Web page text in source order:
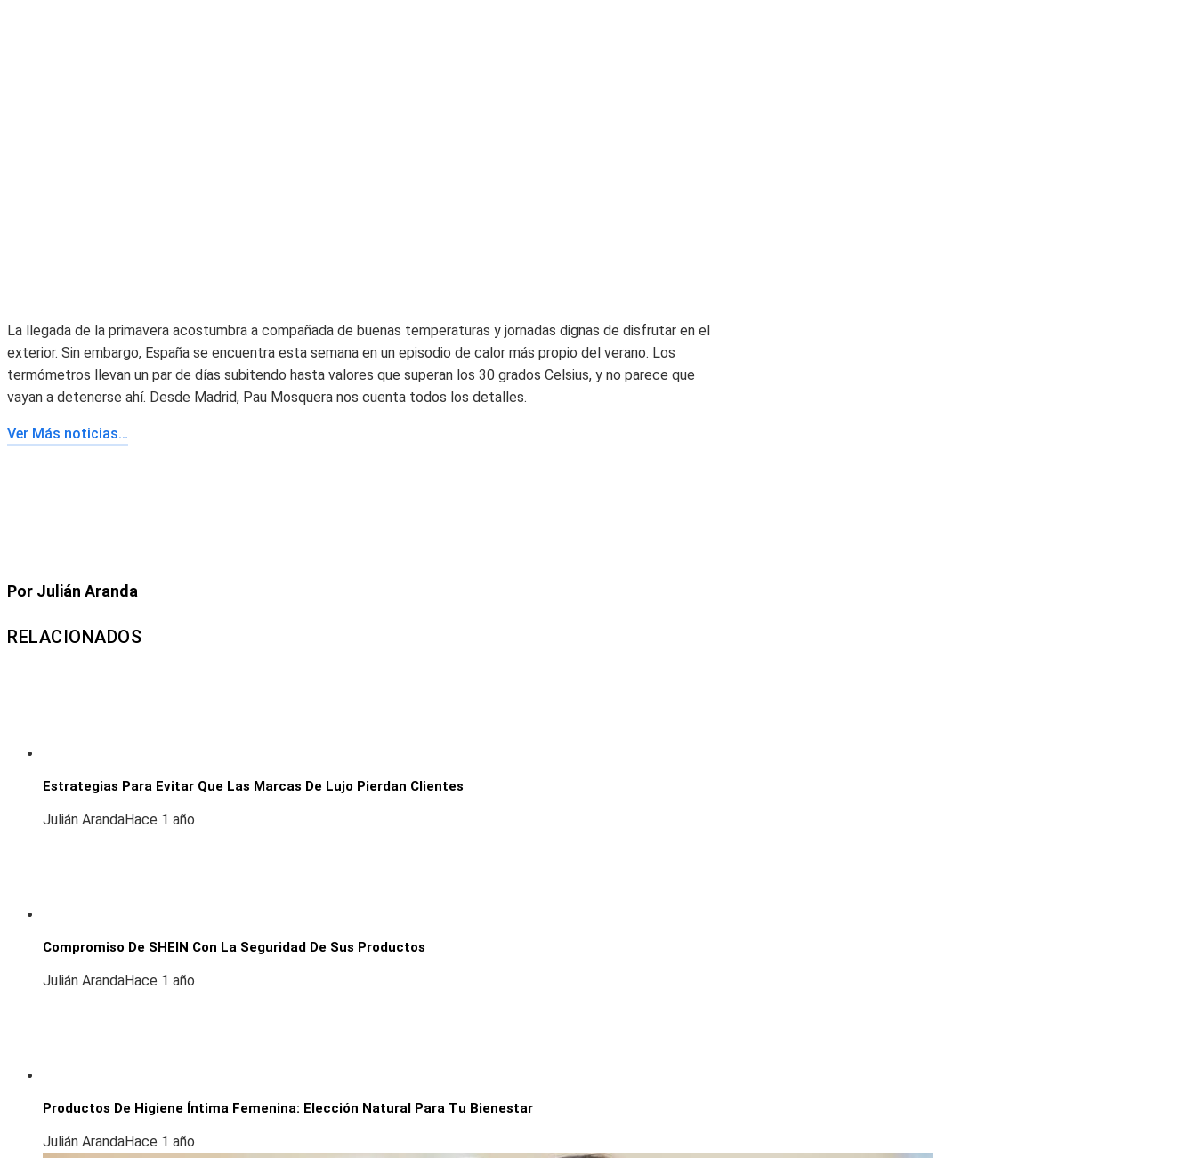
La llegada de la primavera acostumbra a compañada de buenas temperaturas y jornadas dignas de disfrutar en el
exterior. Sin embargo, España se encuentra esta semana en un episodio de calor más propio del verano. Los
termómetros llevan un par de días subitendo hasta valores que superan los 30 grados Celsius, y no parece que
vayan a detenerse ahí. Desde Madrid, Pau Mosquera nos cuenta todos los detalles.
Ver Más noticias…
Por Julián Aranda
RELACIONADOS
Estrategias Para Evitar Que Las Marcas De Lujo Pierdan Clientes
Julián ArandaHace 1 año
Compromiso De SHEIN Con La Seguridad De Sus Productos
Julián ArandaHace 1 año
Productos De Higiene Íntima Femenina: Elección Natural Para Tu Bienestar
Julián ArandaHace 1 año